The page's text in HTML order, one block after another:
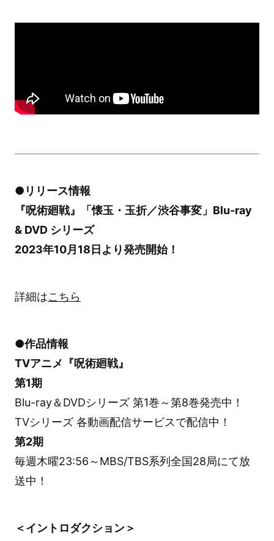
●リリース情報
『呪術廻戦』「懐玉・玉折／渋谷事変」Blu-ray
& DVD シリーズ
2023年10月18日より発売開始！
詳細はこちら
●作品情報
TVアニメ『呪術廻戦』
第1期
Blu-ray＆DVDシリーズ 第1巻～第8巻発売中！
TVシリーズ 各動画配信サービスで配信中！
第2期
毎週木曜23:56～MBS/TBS系列全国28局にて放
送中！
＜イントロダクション＞